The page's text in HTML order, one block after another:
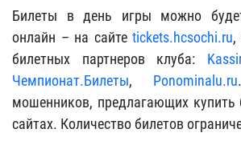
Билеты в день игры можно
онлайн – на сайте tickets.hcsochi.ru,
билетных партнеров клуба:
Чемпионат.Билеты, Ponominalu.ru
мошенников, предлагающих купить
сайтах. Количество билетов